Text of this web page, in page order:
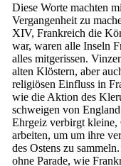
Diese Worte machten
Vergangenheit zu
XIV, Frankreich die
war, waren alle Inseln
alles mitgerissen.
alten Klöstern, aber
religiösen Einfluss in
wie die Aktion des
schweigen von
Ehrgeiz verbirgt kleine,
arbeiten, um um ihre
des Ostens zu
ohne Parade, wie